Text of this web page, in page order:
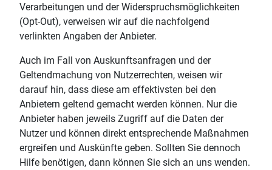
Verarbeitungen und der Widerspruchsmöglichkeiten
(Opt-Out), verweisen wir auf die nachfolgend
verlinkten Angaben der Anbieter.
Auch im Fall von Auskunftsanfragen und der
Geltendmachung von Nutzerrechten, weisen wir
darauf hin, dass diese am effektivsten bei den
Anbietern geltend gemacht werden können. Nur die
Anbieter haben jeweils Zugriff auf die Daten der
Nutzer und können direkt entsprechende Maßnahmen
ergreifen und Auskünfte geben. Sollten Sie dennoch
Hilfe benötigen, dann können Sie sich an uns wenden.